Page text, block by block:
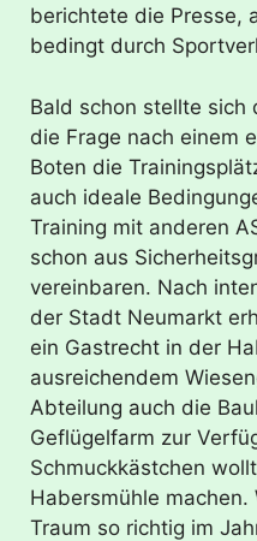
berichtete die Presse,
bedingt durch
Bald schon stellte sich
die Frage nach einem
Boten die
auch ideale
Training mit anderen
schon aus
vereinbaren. Nach
der Stadt Neumarkt
ein Gastrecht in der
ausreichendem
Abteilung auch die
Geflügelfarm zur
Schmuckkästchen
Habersmühle
Traum so richtig im